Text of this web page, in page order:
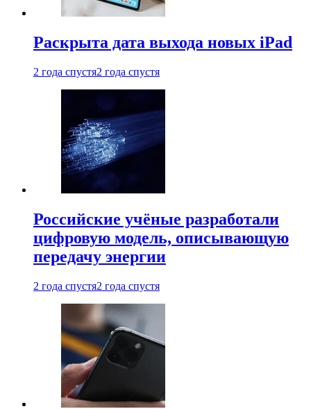
Раскрыта дата выхода новых iPad
2 года спустя2 года спустя
Российские учёные разработали
цифровую модель, описывающую
передачу энергии
2 года спустя2 года спустя